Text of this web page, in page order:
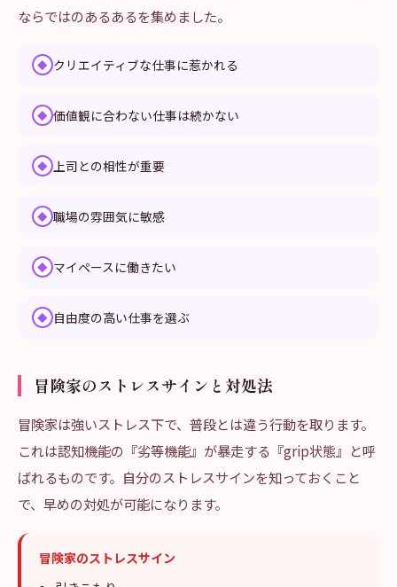
ならではのあるあるを集めました。
◆ クリエイティブな仕事に惹かれる
◆ 価値観に合わない仕事は続かない
◆ 上司との相性が重要
◆ 職場の雰囲気に敏感
◆ マイペースに働きたい
◆ 自由度の高い仕事を選ぶ
冒険家のストレスサインと対処法
冒険家は強いストレス下で、普段とは違う行動を取ります。
これは認知機能の『劣等機能』が暴走する『grip状態』と呼
ばれるものです。自分のストレスサインを知っておくこと
で、早めの対処が可能になります。
冒険家のストレスサイン